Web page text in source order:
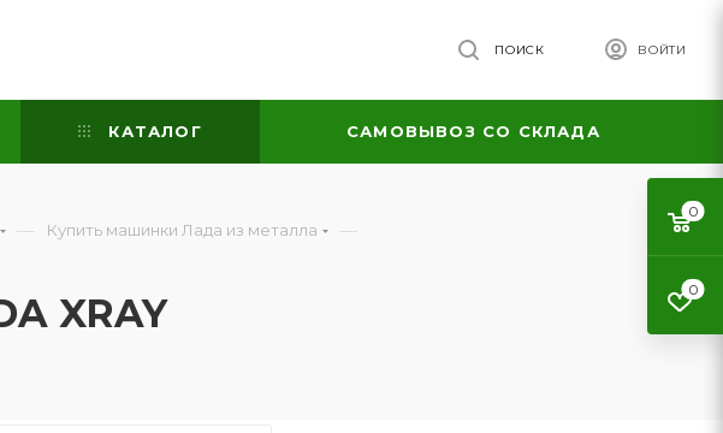
ВОЙТИ
ПОИСК
КАТАЛОГ САМОВЫВОЗ СО СКЛАДА
— Купить машинки Лада из металла —
XRAY
0
0